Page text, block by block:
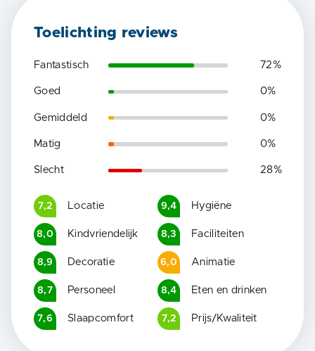
Toelichting reviews
Fantastisch 72 %
Goed 0%
Gemiddeld 0%
Matig 0%
Slecht 28%
7,2 Locatie 9,4 Hygiëne
8,0 Kindvriendelijk 8,3 Faciliteiten
8,9 Decoratie 6,0 Animatie
8,7 Personeel 8,4 Eten en drinken
7,6 Slaapcomfort 7,2 Prijs/Kwaliteit